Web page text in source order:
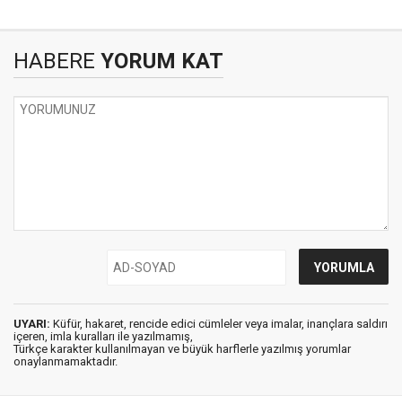
HABERE YORUM KAT
UYARI: Küfür, hakaret, rencide edici cümleler veya imalar, inançlara saldırı
içeren, imla kuralları ile yazılmamış,
Türkçe karakter kullanılmayan ve büyük harflerle yazılmış yorumlar
onaylanmamaktadır.